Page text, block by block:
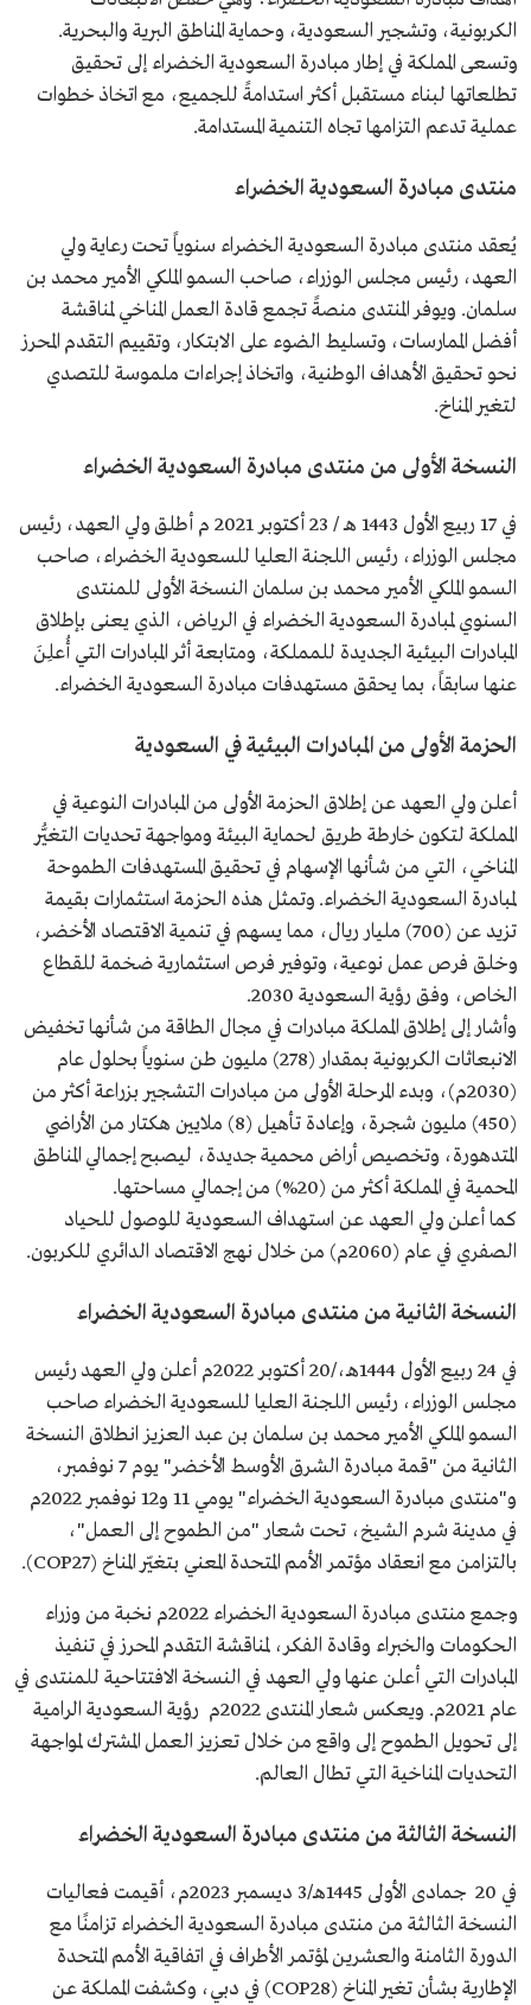
الكربونية، وتشجير السعودية، وحماية المناطق البرية والبحرية.
وتسعى المملكة في إطار مبادرة السعودية الخضراء إلى تحقيق
تطلعاتها لبناء مستقبل أكثر استدامةً للجميع، مع اتخاذ خطوات
عملية تدعم التزامها تجاه التنمية المستدامة.
منتدى مبادرة السعودية الخضراء
يُعقد منتدى مبادرة السعودية الخضراء سنوياً تحت رعاية ولي
العهد، رئيس مجلس الوزراء، صاحب السمو الملكي الأمير محمد بن
سلمان. ويوفر المنتدى منصةً تجمع قادة العمل المناخي لمناقشة
أفضل الممارسات، وتسليط الضوء على الابتكار، وتقييم التقدم المحرز
نحو تحقيق الأهداف الوطنية، واتخاذ إجراءات ملموسة للتصدي
لتغير المناخ.
النسخة الأولى من منتدى مبادرة السعودية الخضراء
في 17 ربيع الأول 1443 هـ / 23 أكتوبر 2021 م أطلق ولي العهد، رئيس
مجلس الوزراء، رئيس اللجنة العليا للسعودية الخضراء، صاحب
السمو الملكي الأمير محمد بن سلمان النسخة الأولى للمنتدى
السنوي لمبادرة السعودية الخضراء في الرياض، الذي يعنى بإطلاق
المبادرات البيئية الجديدة للمملكة، ومتابعة أثر المبادرات التي أُعلِنَ
عنها سابقاً، بما يحقق مستهدفات مبادرة السعودية الخضراء.
الحزمة الأولى من المبادرات البيئية في السعودية
أعلن ولي العهد عن إطلاق الحزمة الأولى من المبادرات النوعية في
المملكة لتكون خارطة طريق لحماية البيئة ومواجهة تحديات التغيُّر
المناخي، التي من شأنها الإسهام في تحقيق المستهدفات الطموحة
لمبادرة السعودية الخضراء. وتمثل هذه الحزمة استثمارات بقيمة
تزيد عن (700) مليار ريال، مما يسهم في تنمية الاقتصاد الأخضر،
وخلق فرص عمل نوعية، وتوفير فرص استثمارية ضخمة للقطاع
الخاص، وفق رؤية السعودية 2030.
وأشار إلى إطلاق المملكة مبادرات في مجال الطاقة من شأنها تخفيض
الانبعاثات الكربونية بمقدار (278) مليون طن سنوياً بحلول عام
(2030م)، وبدء المرحلة الأولى من مبادرات التشجير بزراعة أكثر من
(450) مليون شجرة، وإعادة تأهيل (8) ملايين هكتار من الأراضي
المتدهورة، وتخصيص أراض محمية جديدة، ليصبح إجمالي المناطق
المحمية في المملكة أكثر من (20%) من إجمالي مساحتها.
كما أعلن ولي العهد عن استهداف السعودية للوصول للحياد
الصفري في عام (2060م) من خلال نهج الاقتصاد الدائري للكربون.
النسخة الثانية من منتدى مبادرة السعودية الخضراء
في 24 ربيع الأول 1444هـ،/20 أكتوبر 2022م أعلن ولي العهد رئيس
مجلس الوزراء، رئيس اللجنة العليا للسعودية الخضراء صاحب
السمو الملكي الأمير محمد بن سلمان بن عبد العزيز انطلاق النسخة
الثانية من "قمة مبادرة الشرق الأوسط الأخضر" يوم 7 نوفمبر،
و"منتدى مبادرة السعودية الخضراء" يومي 11 و12 نوفمبر 2022م
في مدينة شرم الشيخ، تحت شعار "من الطموح إلى العمل"،
بالتزامن مع انعقاد مؤتمر الأمم المتحدة المعني بتغيّر المناخ (COP27).
وجمع منتدى مبادرة السعودية الخضراء 2022م نخبة من وزراء
الحكومات والخبراء وقادة الفكر، لمناقشة التقدم المحرز في تنفيذ
المبادرات التي أعلن عنها ولي العهد في النسخة الافتتاحية للمنتدى في
عام 2021م. ويعكس شعار المنتدى 2022م رؤية السعودية الرامية
إلى تحويل الطموح إلى واقع من خلال تعزيز العمل المشترك لمواجهة
التحديات المناخية التي تطال العالم.
النسخة الثالثة من منتدى مبادرة السعودية الخضراء
في 20 جمادى الأولى 1445هـ/3 ديسمبر 2023م، أقيمت فعاليات
النسخة الثالثة من منتدى مبادرة السعودية الخضراء تزامنًا مع
الدورة الثامنة والعشرين لمؤتمر الأطراف في اتفاقية الأمم المتحدة
الإطارية بشأن تغير المناخ (COP28) في دبي، وكشفت المملكة عن